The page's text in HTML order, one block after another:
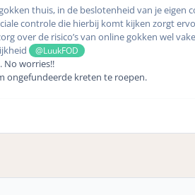
thuis, in de beslotenheid van je
controle die hierbij komt kijken zorgt
over de risico’s van online gokken wel
@LuukFOD
No worries!!
ongefundeerde kreten te roepen.